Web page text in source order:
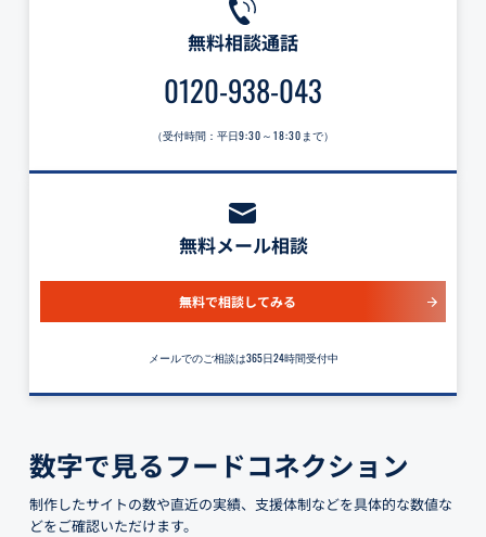
無料相談通話
0120-938-043
（受付時間：平日9:30～18:30 まで）
無料メール相談
無料で相談してみる
メールでのご相談は365日24時間受付中
数字で見るフードコネクション
制作したサイトの数や直近の実績、支援体制などを具体的な数値な
どをご確認いただけます。